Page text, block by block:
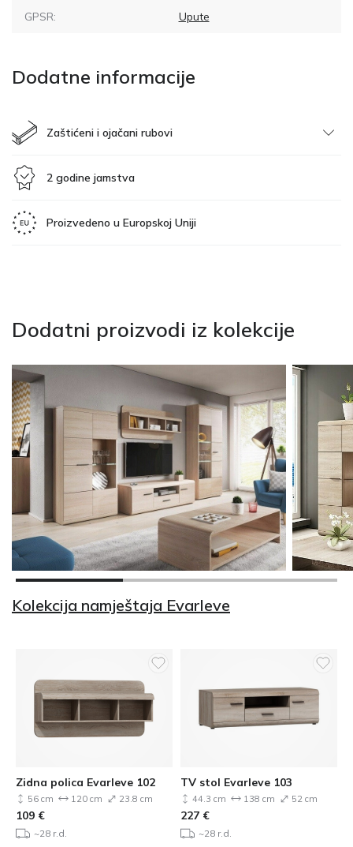
GPSR: Upute
Dodatne informacije
Zaštićeni i ojačani rubovi
2 godine jamstva
Proizvedeno u Europskoj Uniji
Dodatni proizvodi iz kolekcije
Kolekcija namještaja Evarleve
Zidna polica Evarleve 102
56 cm 120 cm 23.8 cm
109 €
~28 r.d.
TV stol Evarleve 103
44.3 cm 138 cm 52 cm
227 €
~28 r.d.